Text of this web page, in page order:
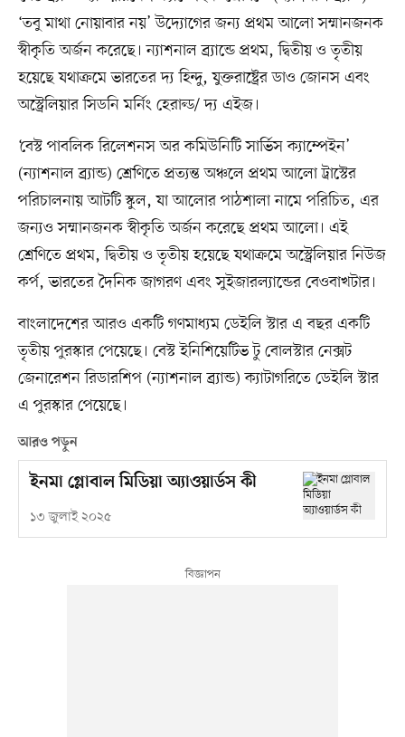
‘তবু মাথা নোয়াবার নয়’ উদ্যোগের জন্য প্রথম আলো সম্মানজনক
স্বীকৃতি অর্জন করেছে। ন্যাশনাল ব্র্যান্ডে প্রথম, দ্বিতীয় ও তৃতীয়
হয়েছে যথাক্রমে ভারতের দ্য হিন্দু, যুক্তরাষ্ট্রের ডাও জোনস এবং
অস্ট্রেলিয়ার সিডনি মর্নিং হেরাল্ড/ দ্য এইজ।
‘বেস্ট পাবলিক রিলেশনস অর কমিউনিটি সার্ভিস ক্যাম্পেইন’
(ন্যাশনাল ব্র্যান্ড) শ্রেণিতে প্রত্যন্ত অঞ্চলে প্রথম আলো ট্রাস্টের
পরিচালনায় আটটি স্কুল, যা আলোর পাঠশালা নামে পরিচিত, এর
জন্যও সম্মানজনক স্বীকৃতি অর্জন করেছে প্রথম আলো। এই
শ্রেণিতে প্রথম, দ্বিতীয় ও তৃতীয় হয়েছে যথাক্রমে অস্ট্রেলিয়ার নিউজ
কর্প, ভারতের দৈনিক জাগরণ এবং সুইজারল্যান্ডের বেওবাখটার।
বাংলাদেশের আরও একটি গণমাধ্যম ডেইলি স্টার এ বছর একটি
তৃতীয় পুরস্কার পেয়েছে। বেস্ট ইনিশিয়েটিভ টু বোলস্টার নেক্সট
জেনারেশন রিডারশিপ (ন্যাশনাল ব্র্যান্ড) ক্যাটাগরিতে ডেইলি স্টার
এ পুরস্কার পেয়েছে।
আরও পড়ুন
ইনমা গ্লোবাল মিডিয়া অ্যাওয়ার্ডস কী
১৩ জুলাই ২০২৫